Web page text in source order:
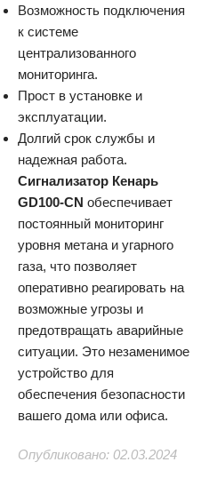
Возможность подключения
к системе
централизованного
мониторинга.
Прост в установке и
эксплуатации.
Долгий срок службы и
надежная работа.
Сигнализатор Кенарь
GD100-CN обеспечивает
постоянный мониторинг
уровня метана и угарного
газа, что позволяет
оперативно реагировать на
возможные угрозы и
предотвращать аварийные
ситуации. Это незаменимое
устройство для
обеспечения безопасности
вашего дома или офиса.
Опубликовано: 02.03.2024